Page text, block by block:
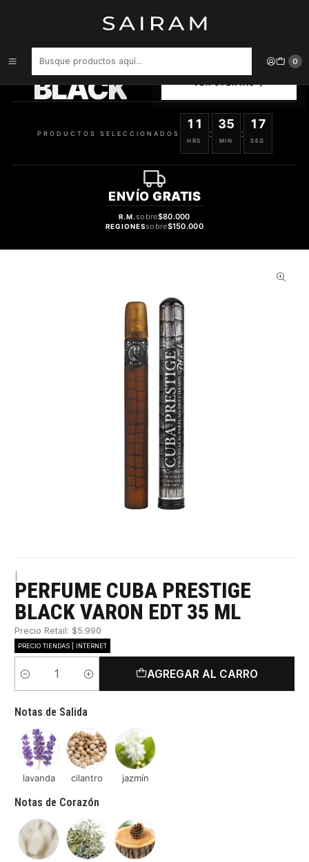
0
PERFUME CUBA PRESTIGE BLACK VARON EDT 35 ML
BLACK
SELECCIONADOS
PRODUCTOS SELECCIONADOS
11
HRS
:
35
MIN
:
16
SEG
ENVÍO GRATIS
R.M.sobre$80.000
REGIONESsobre$150.000
PERFUME CUBA PRESTIGE
BLACK VARON EDT 35 ML
Precio Retail: $5.990
PRECIO TIENDAS | INTERNET
Cantidad
AGREGAR AL CARRO
Notas de Salida
lavanda cilantro jazmín
Notas de Corazón